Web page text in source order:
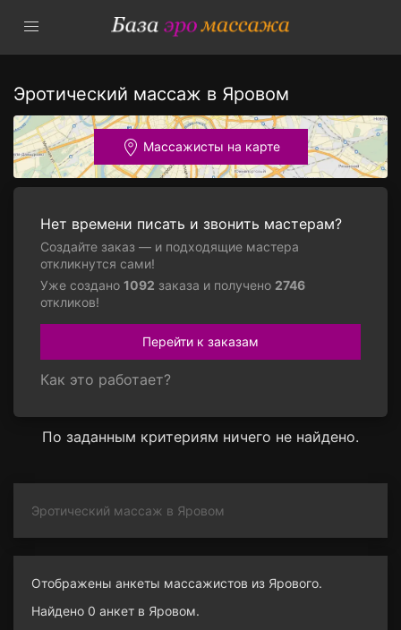
Эротический массаж в Яровом
Массажисты на карте
Нет времени писать и звонить мастерам?
Создайте заказ — и подходящие мастера
откликнутся сами!
Уже создано 1092 заказа и получено 2746
откликов!
Перейти к заказам
Как это работает?
По заданным критериям ничего не найдено.
Эротический массаж в Яровом
Отображены анкеты массажистов из Ярового.
Найдено 0 анкет в Яровом.